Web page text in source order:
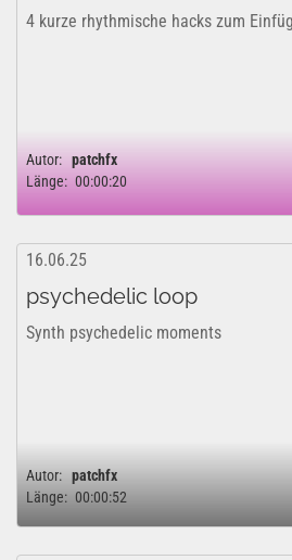
4 kurze rhythmische hacks zum
Autor: patchfx
Länge: 00:00:20
16.06.25
psychedelic loop
Synth psychedelic moments
Autor: patchfx
Länge: 00:00:52